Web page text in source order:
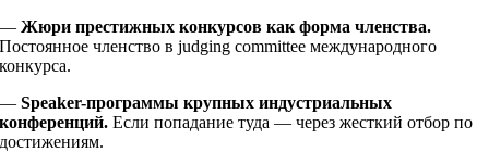
—Жюри престижных конкурсов как форма членства.
Постоянное членство в judging committee международного
конкурса.
—Speaker-программы крупных индустриальных
конференций. Если попадание туда — через жесткий отбор по
достижениям.